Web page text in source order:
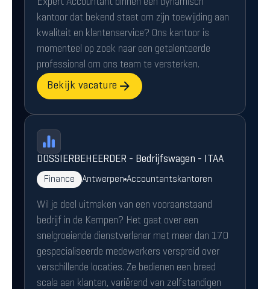
Expert Accountant binnen een dynamisch
kantoor dat bekend staat om zijn toewijding aan
kwaliteit en klantenservice? Ons kantoor is
momenteel op zoek naar een getalenteerde
professional om ons team te versterken.
Bekijk vacature
DOSSIERBEHEERDER - Bedrijfswagen - ITAA
Finance Antwerpen Accountantskantoren
Wil je deel uitmaken van een vooraanstaand
bedrijf in de Kempen? Het gaat over een
snelgroeiende dienstverlener met meer dan 170
gespecialiseerde medewerkers verspreid over
verschillende locaties. Ze bedienen een breed
scala aan klanten, variërend van zelfstandigen